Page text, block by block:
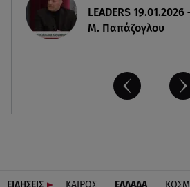
LEADERS
Μ. Παπάζογλου
ΕΙΔΗΣΕΙΣ ΚΑΙΡΟΣ ΕΛΛΑΔΑ